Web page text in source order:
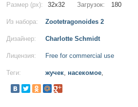
Размер (px): 32x32 Загрузок: 180
Из набора: Zootetragonoides 2
Дизайнер: Charlotte Schmidt
Лицензия: Free for commercial use
Теги: жучек, насекомое,